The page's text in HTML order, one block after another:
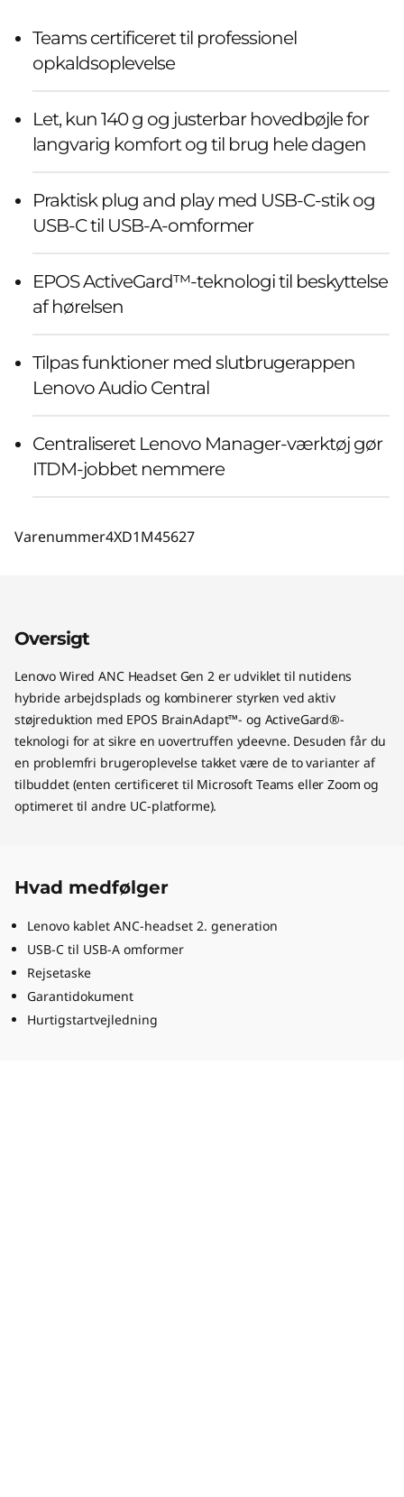
Teams certificeret til professionel
opkaldsoplevelse
Let, kun 140 g og justerbar hovedbøjle for
langvarig komfort og til brug hele dagen
Praktisk plug and play med USB-C-stik og
USB-C til USB-A-omformer
EPOS ActiveGard™-teknologi til beskyttelse
af hørelsen
Tilpas funktioner med slutbrugerappen
Lenovo Audio Central
Centraliseret Lenovo Manager-værktøj gør
ITDM-jobbet nemmere
Varenummer4XD1M45627
Oversigt
Lenovo Wired ANC Headset Gen 2 er udviklet til nutidens
hybride arbejdsplads og kombinerer styrken ved aktiv
støjreduktion med EPOS BrainAdapt™- og ActiveGard®-
teknologi for at sikre en uovertruffen ydeevne. Desuden får du
en problemfri brugeroplevelse takket være de to varianter af
tilbuddet (enten certificeret til Microsoft Teams eller Zoom og
optimeret til andre UC-platforme).
Hvad medfølger
Lenovo kablet ANC-headset 2. generation
USB-C til USB-A omformer
Rejsetaske
Garantidokument
Hurtigstartvejledning